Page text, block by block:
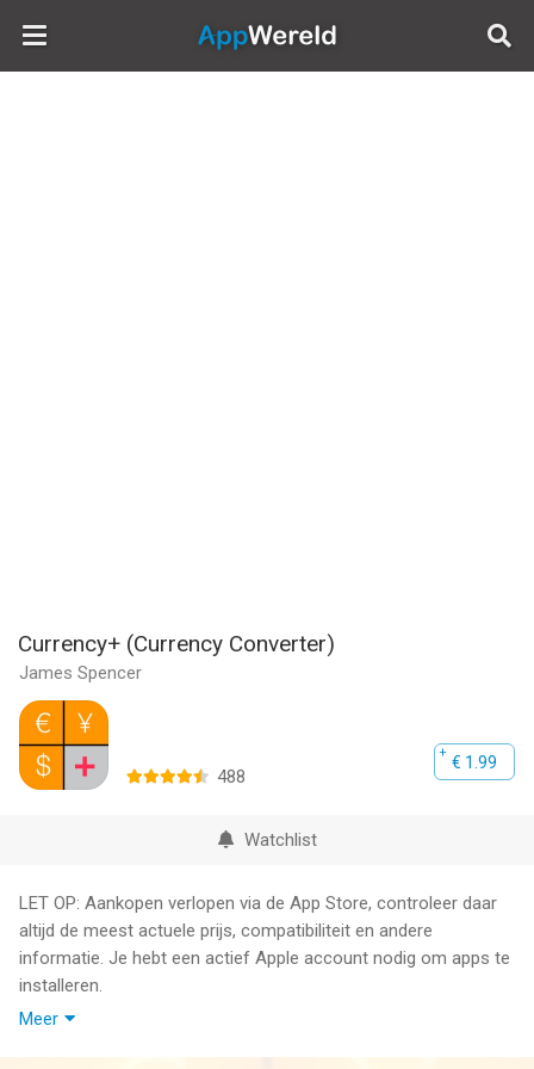
AppWereld
Currency+ (Currency Converter)
James Spencer
€ 1.99
488
Watchlist
LET OP: Aankopen verlopen via de App Store, controleer daar
altijd de meest actuele prijs, compatibiliteit en andere
informatie. Je hebt een actief Apple account nodig om apps te
installeren.
Meer